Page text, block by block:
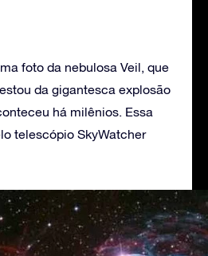
foto da nebulosa Veil, que
da gigantesca explosão
há milênios. Essa
telescópio SkyWatcher